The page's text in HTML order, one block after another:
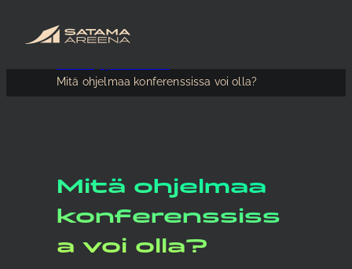
Mitä ohjelmaa konferenssissa voi olla?
Mitä ohjelmaa
konferenssiss
a voi olla?